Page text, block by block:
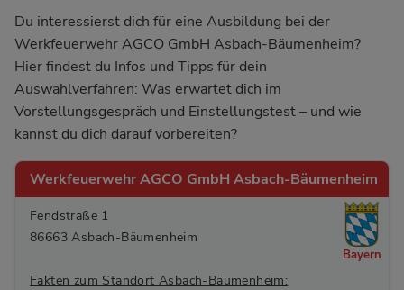
Du interessierst dich für eine Ausbildung bei der
Werkfeuerwehr AGCO GmbH Asbach-Bäumenheim?
Hier findest du Infos und Tipps für dein
Auswahlverfahren: Was erwartet dich im
Vorstellungsgespräch und Einstellungstest – und wie
kannst du dich darauf vorbereiten?
Werkfeuerwehr AGCO GmbH Asbach-Bäumenheim
Fendstraße 1
86663 Asbach-Bäumenheim
Fakten zum Standort Asbach-Bäumenheim:
Bayern